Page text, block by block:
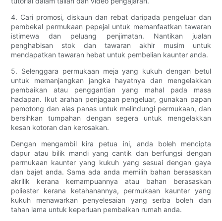
4. Cari promosi, diskaun dan rebat daripada pengeluar dan
pembekal permukaan pepejal untuk memanfaatkan tawaran
istimewa dan peluang penjimatan. Nantikan jualan
penghabisan stok dan tawaran akhir musim untuk
mendapatkan tawaran hebat untuk pembelian kaunter anda.
5. Selenggara permukaan meja yang kukuh dengan betul
untuk memanjangkan jangka hayatnya dan mengelakkan
pembaikan atau penggantian yang mahal pada masa
hadapan. Ikut arahan penjagaan pengeluar, gunakan papan
pemotong dan alas panas untuk melindungi permukaan, dan
bersihkan tumpahan dengan segera untuk mengelakkan
kesan kotoran dan kerosakan.
Dengan mengambil kira petua ini, anda boleh mencipta
dapur atau bilik mandi yang cantik dan berfungsi dengan
permukaan kaunter yang kukuh yang sesuai dengan gaya
dan bajet anda. Sama ada anda memilih bahan berasaskan
akrilik kerana kemampuannya atau bahan berasaskan
poliester kerana ketahanannya, permukaan kaunter yang
kukuh menawarkan penyelesaian yang serba boleh dan
tahan lama untuk keperluan pembaikan rumah anda.